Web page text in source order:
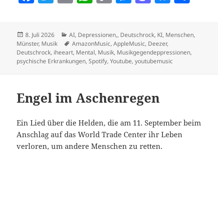
c
e
b
k
erl s
A
p
y
Li
se
n
g
to
d
o
es
k
y
n
Veröffentlicht
am
8. Juli 2026 Kategorien
AI, Depressionen,, Deutschrock, KI, Menschen,
Münster, Musik Schlagwörter
AmazonMusic,AppleMusic, Deezer,
Deutschrock, iheeart, Mental, Musik, Musikgegendeppressionen,
psychische Erkrankungen,Spotify,Youtube,youtubemusic
Engel im Aschenregen
Ein Lied über die Helden, die am 11. September beim
Anschlag auf das World Trade Center ihr Leben
verloren, um andere Menschen zu retten.